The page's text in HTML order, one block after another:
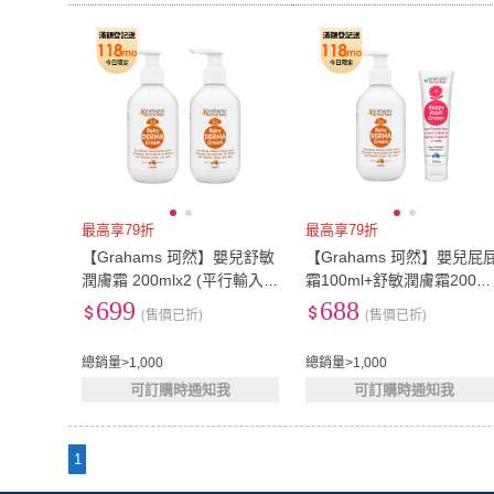
最高享79折
【Grahams 珂然】嬰兒舒敏
潤膚霜 200mlx2 (平行輸入
版/保濕霜/保濕乳液)
總銷量>1,000
699 (售價已折)
可訂購時通知我
最高享79折
【Grahams 珂然】嬰兒屁
霜100ml+舒敏潤膚霜200ml
(平行輸入版/保濕霜/保濕乳
液/屁屁膏)
總銷量>1,000
688 (售價已折)
可訂購時通知我
1